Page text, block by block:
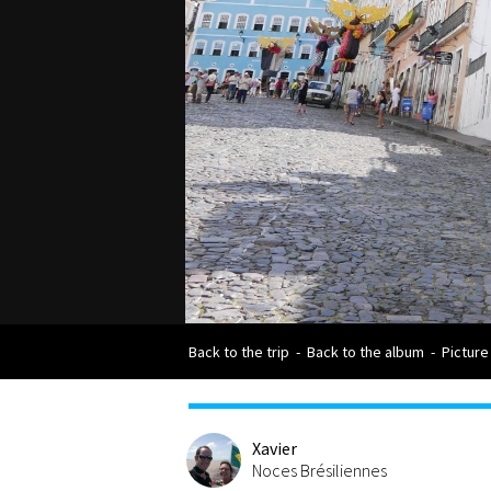
Back to the trip - Back to the album -
Xavier
Noces Brésiliennes